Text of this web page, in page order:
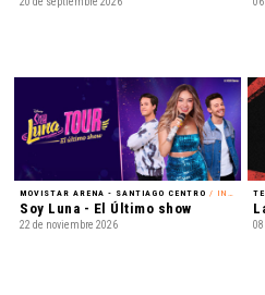
MOVISTAR ARENA - SANTIAGO CENTRO / INFANTIL
Soy Luna - El Último show
22 de noviembre 2026